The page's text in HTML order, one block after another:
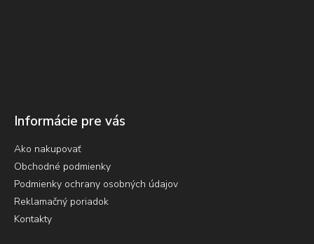
Informácie pre vás
Ako nakupovať
Obchodné podmienky
Podmienky ochrany osobných údajov
Reklamačný poriadok
Kontakty